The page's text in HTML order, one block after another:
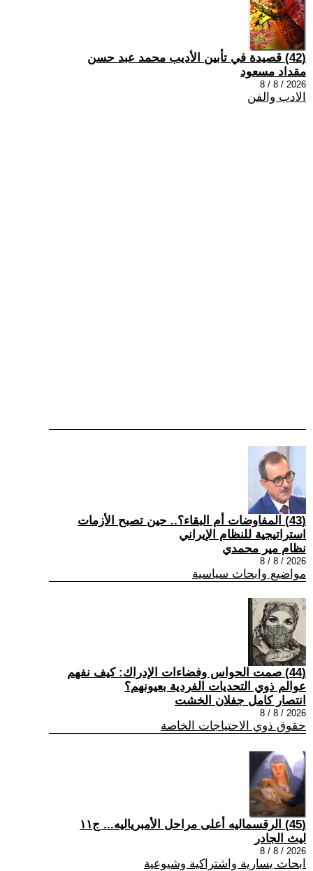
(42) قصيدة في تأبين الأديب محمد عبد حسن
مقداد مسعود
2026 / 8 / 8
الادب والفن
(43) المفاوضات أم البقاء؟.. حين تصبح الأزمات
استراتيجية للنظام الإيراني
نظام مير محمدي
2026 / 8 / 8
مواضيع وابحاث سياسية
(44) صمت الحواس وفضاءات الإدراك: كيف نفهم
عوالم ذوي التحديات الفردية بعيونهم؟
انتصار كامل جفلان الخشت
2026 / 8 / 8
حقوق ذوي الاحتياجات الخاصة
(45) الرقسماليه أعلى مراحل الأمبرياليه... ج١١
ليث الجادر
2026 / 8 / 8
ابحاث يسارية واشتراكية وشيوعية